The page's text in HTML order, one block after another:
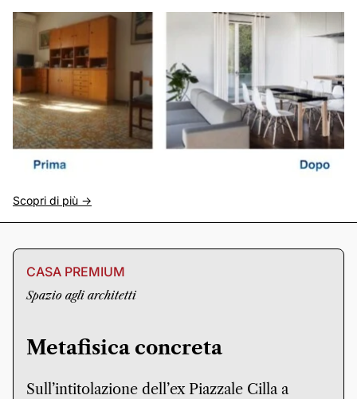
Scopri di più ->
CASA PREMIUM
Spazio agli architetti
Metafisica concreta
Sull’intitolazione dell’ex Piazzale Cilla a